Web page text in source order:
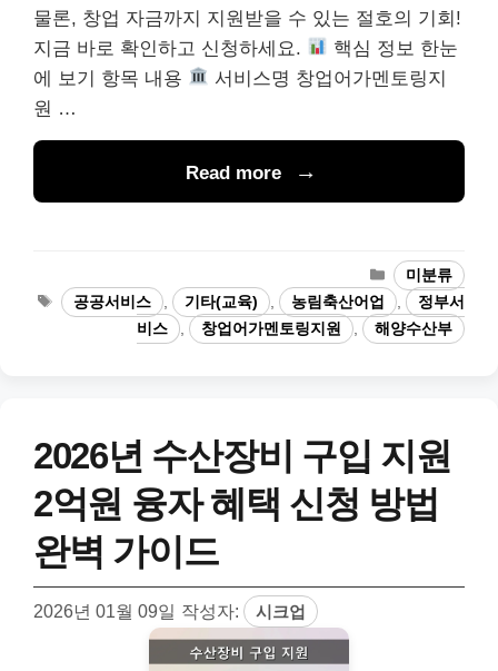
물론, 창업 자금까지 지원받을 수 있는 절호의 기회!
지금 바로 확인하고 신청하세요.
핵심 정보 한눈
에 보기 항목 내용
서비스명 창업어가멘토링지
원 …
Read more
카
테
고
리
미분류
태
그
공공서비스 기타(교육) 농림축산어업
정부서
비스
창업어가멘토링지원 해양수산부
2026년 수산장비 구입 지원
2억원 융자 혜택 신청 방법
완벽 가이드
2026년 01월 09일 작성자: 시크업